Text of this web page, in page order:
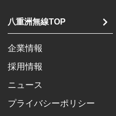
八重洲無線TOP
企業情報
採用情報
ニュース
プライバシーポリシー